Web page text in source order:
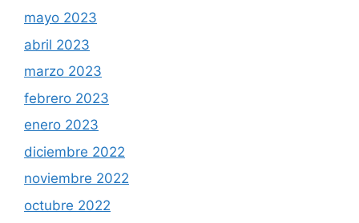
mayo 2023
abril 2023
marzo 2023
febrero 2023
enero 2023
diciembre 2022
noviembre 2022
octubre 2022